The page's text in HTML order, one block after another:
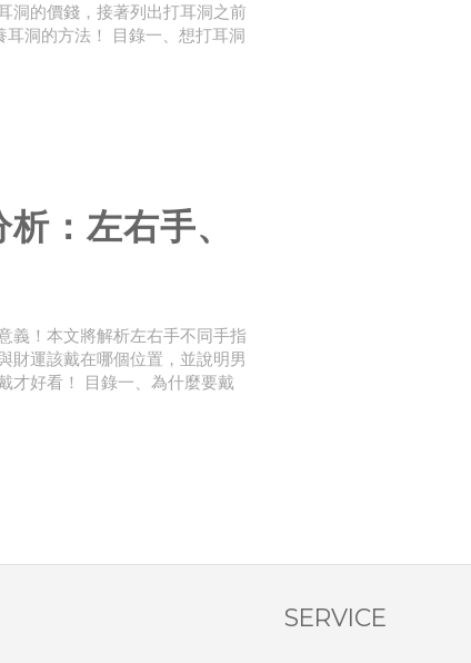
洞的價錢，接著列出打耳洞之前
洞的方法！ 目錄一、想打耳洞
3 大原因二、第一次打耳洞
：左右手、
義！本文將解析左右手不同手指
財運該戴在哪個位置，並說明男
才好看！ 目錄一、為什麼要戴
右手戴戒指位置意義解析
SERVICE